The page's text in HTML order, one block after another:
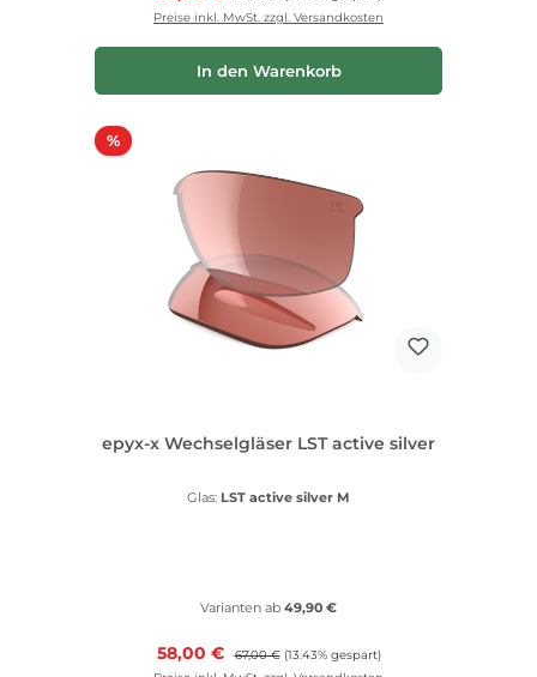
Preise inkl. MwSt. zzgl. Versandkosten
In den Warenkorb
%Rabatt
epyx-x Wechselgläser LST active silver
Glas: LST active silver M
Varianten ab 49,90 €
Verkaufspreis:
58,00 € Regulärer Preis:
67,00 € (13.43% gespart)